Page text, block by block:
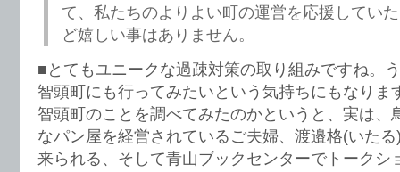
て、私たちのよりよい町の運営を応援してい
ど嬉しい事はありません。
■とてもユニークな過疎対策の取り組みですね。
智頭町にも行ってみたいという気持ちにもなりま
智頭町のことを調べてみたのかというと、実は、
なパン屋を経営されているご夫婦、渡邉格(いた
来られる、そして青山ブックセンターでトークシ